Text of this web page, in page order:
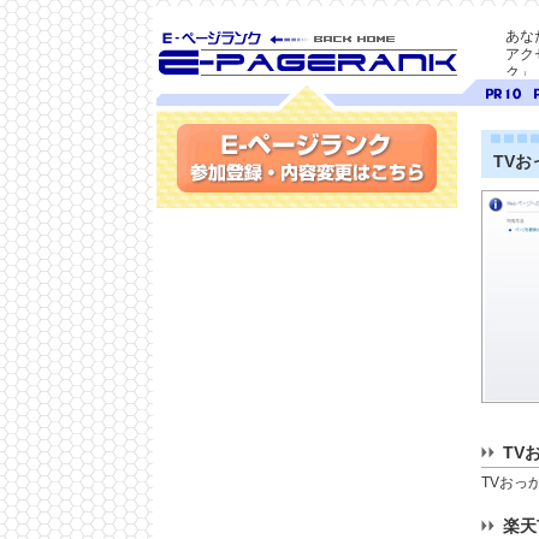
SEO対策に E-ページ
ランク
あな
アク
ク」
ランク
10
9
TVお
TV
TVおっ
楽
参加登録(無料)・内容変更